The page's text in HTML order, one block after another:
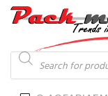
Products
search